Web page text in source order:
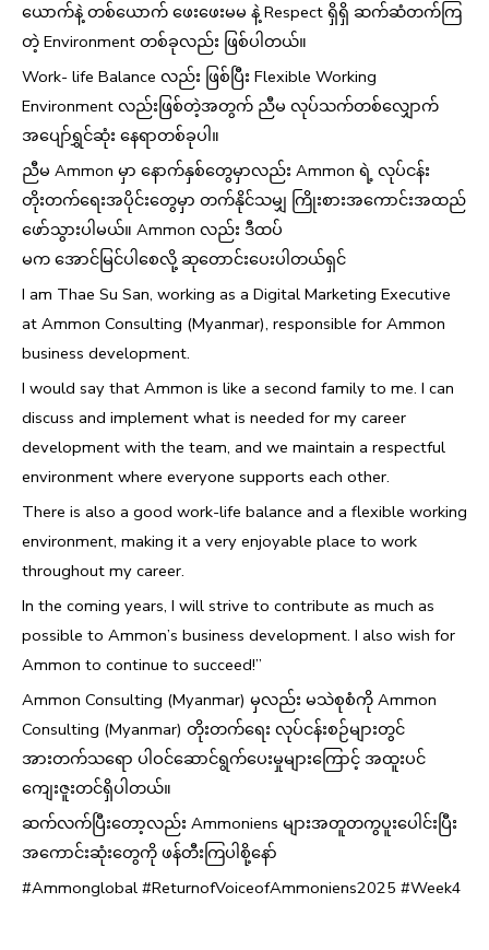
ယောက်နဲ့ တစ်ယောက် ဖေးဖေးမမ နဲ့ Respect ရှိရှိ ဆက်ဆံတက်ကြ
တဲ့ Environment တစ်ခုလည်း ဖြစ်ပါတယ်။
Work- life Balance လည်း ဖြစ်ပြီး Flexible Working
Environment လည်းဖြစ်တဲ့အတွက် ညီမ လုပ်သက်တစ်လျှောက်
အပျော်ရွှင်ဆုံး နေရာတစ်ခုပါ။
ညီမ Ammon မှာ နောက်နှစ်တွေမှာလည်း Ammon ရဲ့ လုပ်ငန်း
တိုးတက်ရေးအပိုင်းတွေမှာ တက်နိုင်သမျှ ကြိုးစားအကောင်းအထည်
ဖော်သွားပါမယ်။ Ammon လည်း ဒီထပ်
မက အောင်မြင်ပါစေလို့ ဆုတောင်းပေးပါတယ်ရှင်
I am Thae Su San, working as a Digital Marketing Executive
at Ammon Consulting (Myanmar), responsible for Ammon
business development.
I would say that Ammon is like a second family to me. I can
discuss and implement what is needed for my career
development with the team, and we maintain a respectful
environment where everyone supports each other.
There is also a good work-life balance and a flexible working
environment, making it a very enjoyable place to work
throughout my career.
In the coming years, I will strive to contribute as much as
possible to Ammon’s business development. I also wish for
Ammon to continue to succeed!”
Ammon Consulting (Myanmar) မှလည်း မသဲစုစံကို Ammon
Consulting (Myanmar) တိုးတက်ရေး လုပ်ငန်းစဉ်များတွင်
အားတက်သရော ပါဝင်ဆောင်ရွက်ပေးမှုများကြောင့် အထူးပင်
ကျေးဇူးတင်ရှိပါတယ်။
ဆက်လက်ပြီးတော့လည်း Ammoniens များအတူတကွပူးပေါင်းပြီး
အကောင်းဆုံးတွေကို ဖန်တီးကြပါစို့နော်
#Ammonglobal #ReturnofVoiceofAmmoniens2025 #Week4